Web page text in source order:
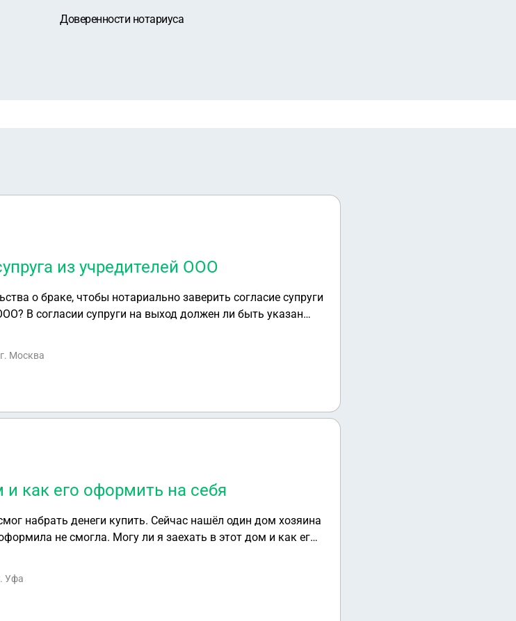
Доверенности нотариуса
из учредителей ООО
о браке, чтобы нотариально заверить согласие супруги
В согласии супруги на выход должен ли быть указан
той информации, которая указана в паспорте на стр.14
Москва
и как его оформить на себя
набрать денеги купить. Сейчас нашёл один дом хозяина
не смогла. Могу ли я заехать в этот дом и как его
Уфа